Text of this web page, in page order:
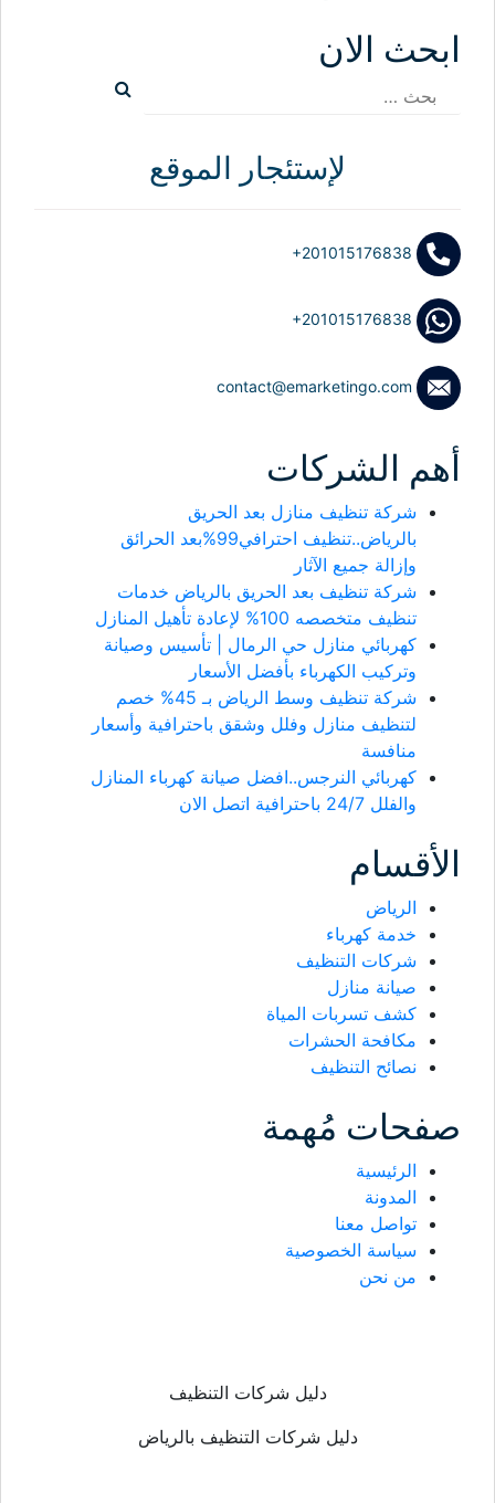
ابحث الان
البحث
لإستئجار الموقع
+201015176838
+201015176838
contact@emarketingo.com
أهم الشركات
شركة تنظيف منازل بعد الحريق
بالرياض..تنظيف احترافي99%بعد الحرائق
وإزالة جميع الآثار
شركة تنظيف بعد الحريق بالرياض خدمات
تنظيف متخصصه 100% لإعادة تأهيل المنازل
كهربائي منازل حي الرمال | تأسيس وصيانة
وتركيب الكهرباء بأفضل الأسعار
شركة تنظيف وسط الرياض بـ 45% خصم
لتنظيف منازل وفلل وشقق باحترافية وأسعار
منافسة
كهربائي النرجس..افضل صيانة كهرباء المنازل
والفلل 24/7 باحترافية اتصل الان
الأقسام
الرياض
خدمة كهرباء
شركات التنظيف
صيانة منازل
كشف تسربات المياة
مكافحة الحشرات
نصائح التنظيف
صفحات مُهمة
الرئيسية
المدونة
تواصل معنا
سياسة الخصوصية
من نحن
دليل شركات التنظيف
دليل شركات التنظيف بالرياض